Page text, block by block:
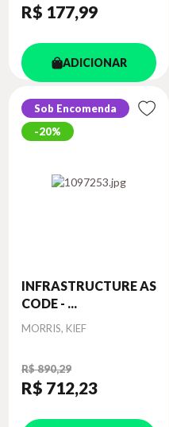
R$ 177,99
ADICIONAR
Sob Encomenda
20%
INFRASTRUCTURE AS
CODE - ...
Autor
MORRIS, KIEF
R$ 890,29
R$ 712,23